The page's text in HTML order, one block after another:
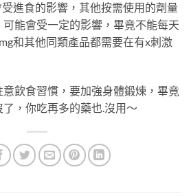
進食的影響，其他按需使用的劑量
能會受一定的影響，畢竟不能每天
和其他同類產品都需要在有x刺激
飲食習慣，要加強身體鍛煉，畢竟
，你吃再多的藥也.沒用～